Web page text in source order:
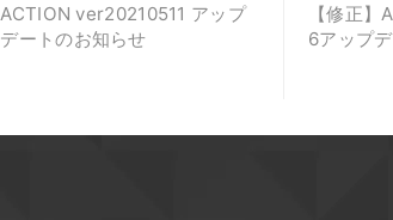
ACTION ver20210511 アップ
デートのお知らせ
【修正
6アップ